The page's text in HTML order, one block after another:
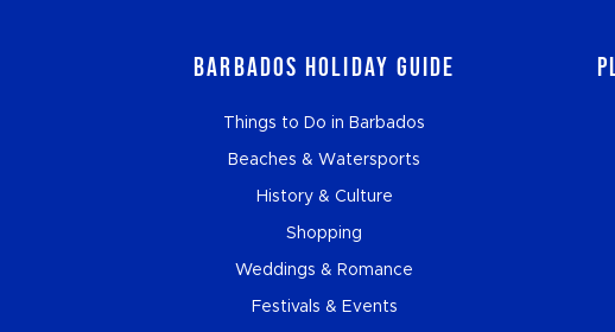
Barbados Holiday Guide
Things to Do in Barbados
Beaches & Watersports
History & Culture
Shopping
Weddings & Romance
Festivals & Events